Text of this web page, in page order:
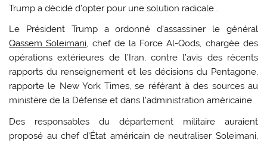
Trump a décidé d’opter pour une solution radicale…
Le Président Trump a ordonné d’assassiner le général
Qassem Soleimani, chef de la Force Al-Qods, chargée des
opérations extérieures de l’Iran, contre l’avis des récents
rapports du renseignement et les décisions du Pentagone,
rapporte le New York Times, se référant à des sources au
ministère de la Défense et dans l’administration américaine.
Des responsables du département militaire auraient
proposé au chef d’État américain de neutraliser Soleimani,